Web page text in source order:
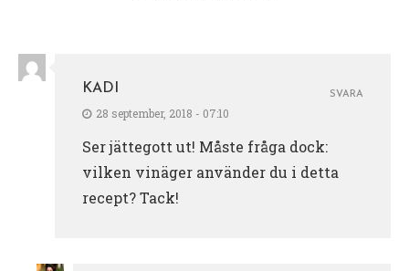
KADI
28 september, 2018 - 07:10
Ser jättegott ut! Måste fråga dock:
vilken vinäger använder du i detta
recept? Tack!
SVARA